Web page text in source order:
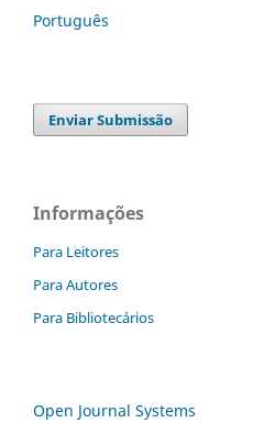
Português
Enviar Submissão
Informações
Para Leitores
Para Autores
Para Bibliotecários
Open Journal Systems